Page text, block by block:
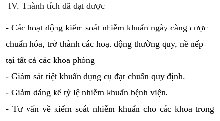
IV. Thành tích đã đạt được
- Các hoạt động kiểm soát nhiễm khuẩn ngày càng được
chuẩn hóa, trở thành các hoạt động thường quy, nề nếp
tại tất cả các khoa phòng
- Giám sát tiệt khuẩn dụng cụ đạt chuẩn quy định.
- Giảm đáng kể tỷ lệ nhiễm khuẩn bệnh viện.
- Tư vấn về kiểm soát nhiễm khuẩn cho các khoa trong